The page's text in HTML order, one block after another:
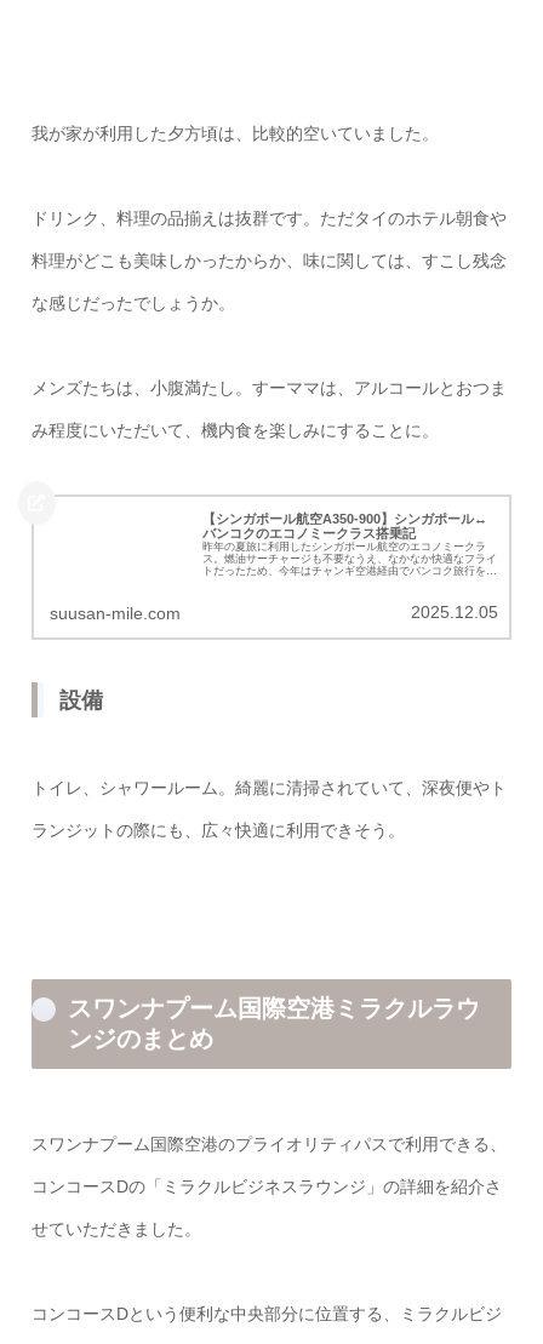
我が家が利用した夕方頃は、比較的空いていました。
ドリンク、料理の品揃えは抜群です。ただタイのホテル朝食や
料理がどこも美味しかったからか、味に関しては、すこし残念
な感じだったでしょうか。
メンズたちは、小腹満たし。すーママは、アルコールとおつま
み程度にいただいて、機内食を楽しみにすることに。
【シンガポール航空A350-900】シンガポール↔︎
バンコクのエコノミークラス搭乗記
昨年の夏旅に利用したシンガポール航空のエコノミークラ
ス。燃油サーチャージも不要なうえ、なかなか快適なフライ
トだったため、今年はチャンギ空港経由でバンコク旅行を特
suusan-mile.com 2025.12.05
設備
トイレ、シャワールーム。綺麗に清掃されていて、深夜便やト
ランジットの際にも、広々快適に利用できそう。
スワンナプーム国際空港ミラクルラウ
ンジのまとめ
スワンナプーム国際空港のプライオリティパスで利用できる、
コンコースDの「ミラクルビジネスラウンジ」の詳細を紹介さ
せていただきました。
コンコースDという便利な中央部分に位置する、ミラクルビジ